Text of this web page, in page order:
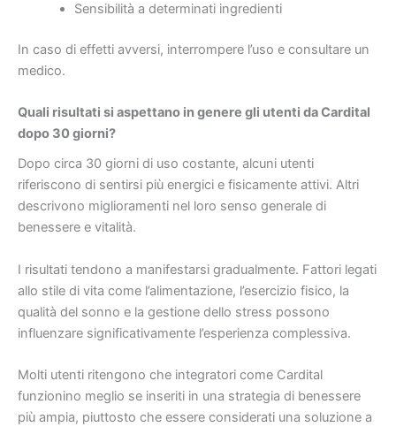
Sensibilità a determinati ingredienti
In caso di effetti avversi, interrompere l’uso e consultare un
medico.
Quali risultati si aspettano in genere gli utenti da Cardital
dopo 30 giorni?
Dopo circa 30 giorni di uso costante, alcuni utenti
riferiscono di sentirsi più energici e fisicamente attivi. Altri
descrivono miglioramenti nel loro senso generale di
benessere e vitalità.
I risultati tendono a manifestarsi gradualmente. Fattori legati
allo stile di vita come l’alimentazione, l’esercizio fisico, la
qualità del sonno e la gestione dello stress possono
influenzare significativamente l’esperienza complessiva.
Molti utenti ritengono che integratori come Cardital
funzionino meglio se inseriti in una strategia di benessere
più ampia, piuttosto che essere considerati una soluzione a